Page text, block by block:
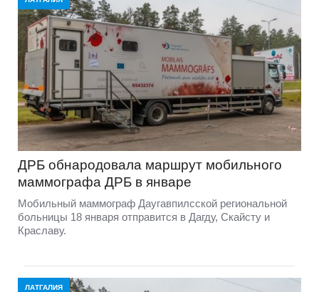
ДРБ обнародовала маршрут мобильного
маммографа ДРБ в январе
Мобильный маммограф Даугавпилсской региональной
больницы 18 января отправится в Дагду, Скайсту и
Краславу.
ЛАТГАЛИЯ